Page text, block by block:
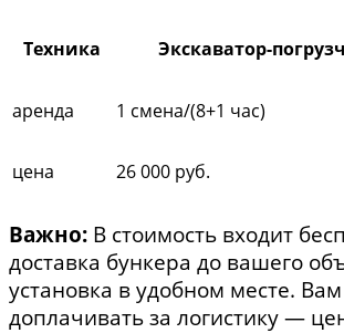
Техника Экскаватор-
аренда 1 смена/(8+1 час)
цена 26 000 руб.
Важно: В стоимость входит
доставка бункера до вашего
установка в удобном месте.
доплачивать за логистику —